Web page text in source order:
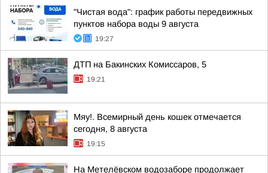
"Чистая вода": график работы передвижных
пунктов набора воды 9 августа
19:27
ДТП на Бакинских Комиссаров, 5
19:21
Мяу!. Всемирный день кошек отмечается
сегодня, 8 августа
19:15
На Метелёвском водозаборе продолжает